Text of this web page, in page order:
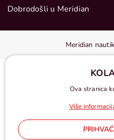
Dobrodošli u Meridian
Meridian
Cijene u
Ova stranica
Više